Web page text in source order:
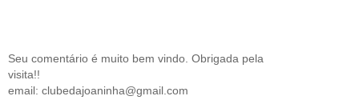
Seu comentário é muito bem vindo. Obrigada pela
visita!!
email: clubedajoaninha@gmail.com